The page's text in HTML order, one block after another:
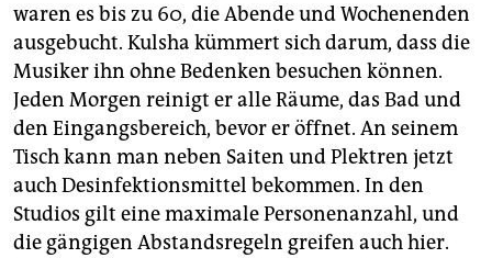
waren es bis zu 60, die Abende und Wochen­enden
ausgebucht. Kulsha kümmert sich darum, dass die
Musiker ihn ohne Bedenken besuchen können.
Jeden Morgen reinigt er alle Räume, das Bad und
den Eingangsbereich, bevor er öffnet. An seinem
Tisch kann man neben Saiten und Plektren jetzt
auch Desinfektionsmittel bekommen. In den
Studios gilt eine maximale Personenanzahl, und
die gängigen Abstandsregeln greifen auch hier.